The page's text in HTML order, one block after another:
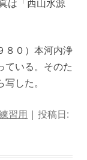
は「西山水源
８０）本河内浄
ている。そのた
した。
習用 | 投稿日: